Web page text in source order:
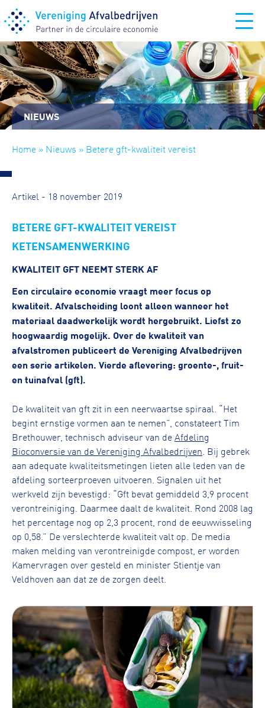
NIEUWS
Home » Nieuws » Betere gft-kwaliteit vereist
Artikel - 18 november 2019
BETERE GFT-KWALITEIT VEREIST
KETENSAMENWERKING
KWALITEIT GFT NEEMT STERK AF
Een circulaire economie vraagt meer focus op
kwaliteit. Afvalscheiding loont alleen wanneer het
materiaal daadwerkelijk wordt hergebruikt. Liefst zo
hoogwaardig mogelijk. Over de kwaliteit van
afvalstromen publiceert de Vereniging Afvalbedrijven
een serie artikelen. Vierde aflevering: groente-, fruit-
en tuinafval (gft).
De kwaliteit van gft zit in een neerwaartse spiraal. “Het
begint ernstige vormen aan te nemen”, constateert Tim
Brethouwer, technisch adviseur van deAfdeling
Bioconversie van de Vereniging Afvalbedrijven . Bij gebrek
aan adequate kwaliteitsmetingen lieten alle leden van de
afdeling sorteerproeven uitvoeren. Signalen uit het
werkveld zijn bevestigd: “Gft bevat gemiddeld 3,9 procent
verontreiniging. Daarmee daalt de kwaliteit. Rond 2008 lag
het percentage nog op 2,3 procent, rond de eeuwwisseling
op 0,58.” De verslechterde kwaliteit valt op. De media
maken melding van verontreinigde compost, er worden
Kamervragen over gesteld en minister Stientje van
Veldhoven aan dat ze de zorgen deelt.